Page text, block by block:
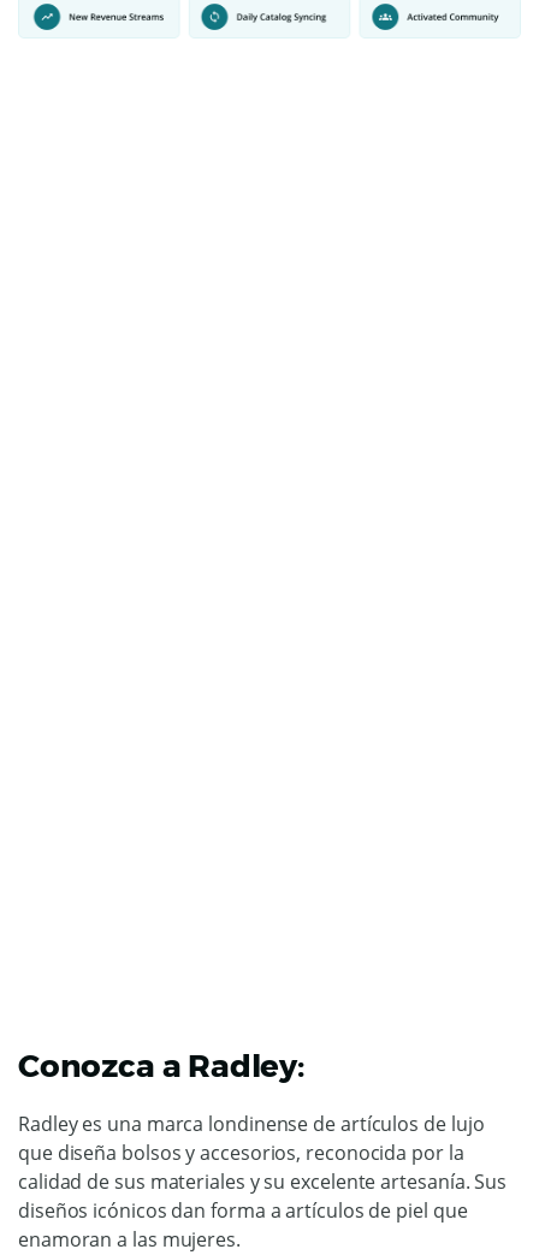
Conozca a Radley:
Radley es una marca londinense de artículos de lujo
que diseña bolsos y accesorios, reconocida por la
calidad de sus materiales y su excelente artesanía. Sus
diseños icónicos dan forma a artículos de piel que
enamoran a las mujeres.